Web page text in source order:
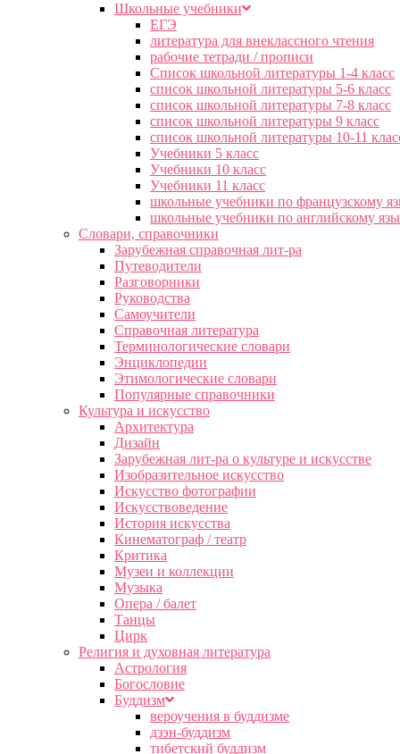
Школьные учебники
ЕГЭ
литература для внеклассного чтения
рабочие тетради / прописи
Список школьной литературы 1-4 класс
список школьной литературы 5-6 класс
список школьной литературы 7-8 класс
список школьной литературы 9 класс
список школьной литературы 10-11
Учебники 5 класс
Учебники 10 класс
Учебники 11 класс
школьные учебники по французскому
школьные учебники по английскому
Словари, справочники
Зарубежная справочная лит-ра
Путеводители
Разговорники
Руководства
Самоучители
Справочная литература
Терминологические словари
Энциклопедии
Этимологические словари
Популярные справочники
Культура и искусство
Архитектура
Дизайн
Зарубежная лит-ра о культуре и искусстве
Изобразительное искусство
Искусство фотографии
Искусствоведение
История искусства
Кинематограф / театр
Критика
Музеи и коллекции
Музыка
Опера / балет
Танцы
Цирк
Религия и духовная литература
Астрология
Богословие
Буддизм
вероучения в буддизме
дзэн-буддизм
тибетский буддизм